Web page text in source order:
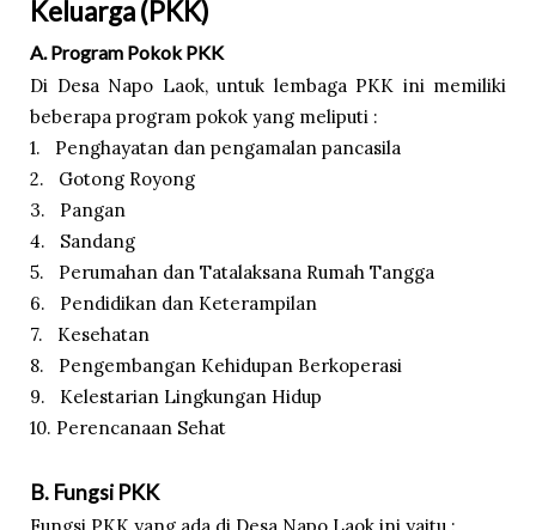
Keluarga (PKK)
A. Program Pokok PKK
Di Desa Napo Laok, untuk lembaga PKK ini memiliki
beberapa program pokok yang meliputi :
1. Penghayatan dan pengamalan pancasila
2. Gotong Royong
3. Pangan
4. Sandang
5. Perumahan dan Tatalaksana Rumah Tangga
6. Pendidikan dan Keterampilan
7. Kesehatan
8. Pengembangan Kehidupan Berkoperasi
9. Kelestarian Lingkungan Hidup
10. Perencanaan Sehat
B. Fungsi PKK